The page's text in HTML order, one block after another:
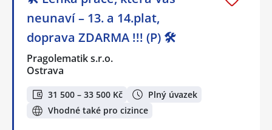
neunaví – 13. a 14.plat,
doprava ZDARMA !!! (P) 🛠️
Pragolematik s.r.o.
Ostrava
31 500 – 33 500 Kč
Plný úvazek
Vhodné také pro cizince